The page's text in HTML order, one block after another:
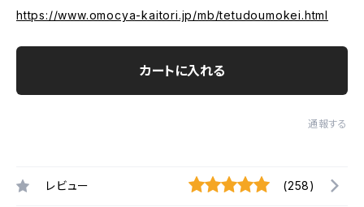
https://www.omocya-kaitori.jp/mb/tetudoumokei.html
カートに入れる
通報する
レビュー (258)